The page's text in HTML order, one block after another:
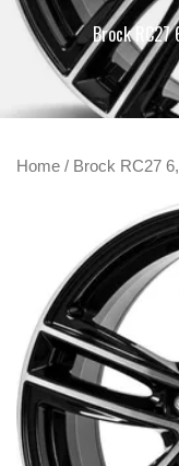
Brock RC27
Home / Brock RC27